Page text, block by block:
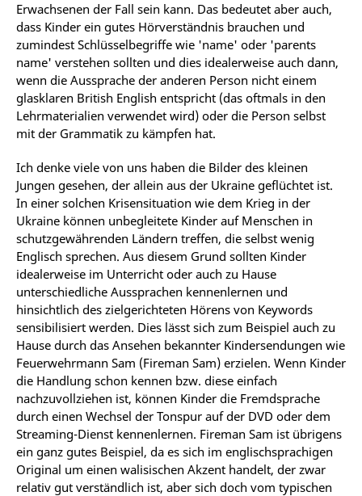
Erwachsenen der Fall sein kann. Das bedeutet aber auch,
dass Kinder ein gutes Hörverständnis brauchen und
zumindest Schlüsselbegriffe wie 'name' oder 'parents
name' verstehen sollten und dies idealerweise auch dann,
wenn die Aussprache der anderen Person nicht einem
glasklaren British English entspricht (das oftmals in den
Lehrmaterialien verwendet wird) oder die Person selbst
mit der Grammatik zu kämpfen hat.
Ich denke viele von uns haben die Bilder des kleinen
Jungen gesehen, der allein aus der Ukraine geflüchtet ist.
In einer solchen Krisensituation wie dem Krieg in der
Ukraine können unbegleitete Kinder auf Menschen in
schutzgewährenden Ländern treffen, die selbst wenig
Englisch sprechen. Aus diesem Grund sollten Kinder
idealerweise im Unterricht oder auch zu Hause
unterschiedliche Aussprachen kennenlernen und
hinsichtlich des zielgerichteten Hörens von Keywords
sensibilisiert werden. Dies lässt sich zum Beispiel auch zu
Hause durch das Ansehen bekannter Kindersendungen wie
Feuerwehrmann Sam (Fireman Sam) erzielen. Wenn Kinder
die Handlung schon kennen bzw. diese einfach
nachzuvollziehen ist, können Kinder die Fremdsprache
durch einen Wechsel der Tonspur auf der DVD oder dem
Streaming-Dienst kennenlernen. Fireman Sam ist übrigens
ein ganz gutes Beispiel, da es sich im englischsprachigen
Original um einen walisischen Akzent handelt, der zwar
relativ gut verständlich ist, aber sich doch vom typischen